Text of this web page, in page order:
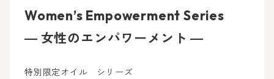
Women’s Empowerment Series
― 女性のエンパワーメント ―
特別限定オイル シリーズ